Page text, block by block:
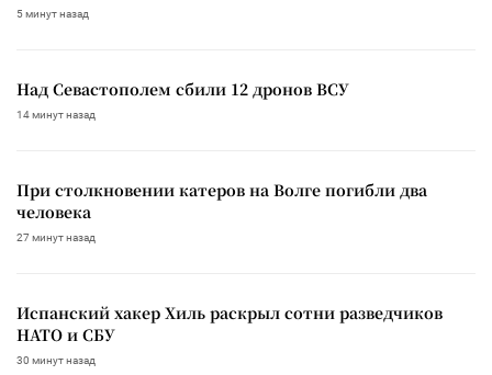
5 минут назад
Над Севастополем сбили 12 дронов ВСУ
14 минут назад
При столкновении катеров на Волге погибли два
человека
27 минут назад
Испанский хакер Хиль раскрыл сотни разведчиков
НАТО и СБУ
30 минут назад